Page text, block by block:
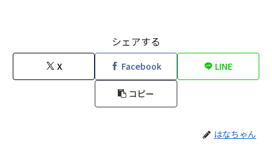
シェアする
X Facebook LINE
コピー
はなちゃん